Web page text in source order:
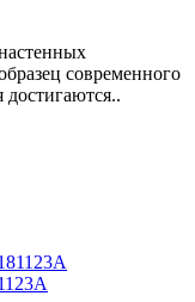
современного